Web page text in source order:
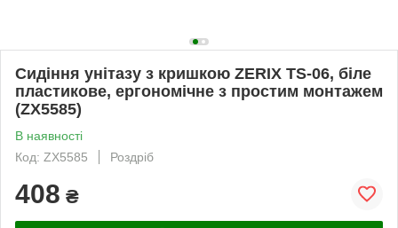
Сидіння унітазу з кришкою ZERIX TS-06, біле
пластикове, ергономічне з простим монтажем
(ZX5585)
В наявності
Код: ZX5585
Роздріб
408 ₴